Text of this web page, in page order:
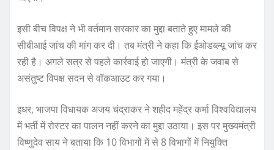
इसी बीच विपक्ष ने भी वर्तमान सरकार का मुद्दा बताते हुए मामले की
सीबीआई जांच की मांग कर दी। तब मंत्री ने कहा कि ईओडब्ल्यू जांच कर
रही है। अगले सत्र से पहले कार्रवाई हो जाएगी। मंत्री के जवाब से
असंतुष्ट विपक्ष सदन से वॉकआउट कर गया।
इधर, भाजपा विधायक अजय चंद्राकर ने शहीद महेंद्र कर्मा विश्वविद्यालय
में भर्ती में रोस्टर का पालन नहीं करने का मुद्दा उठाया। इस पर मुख्यमंत्री
विष्णुदेव साय ने बताया कि 10 विभागों में से 8 विभागों में नियुक्ति